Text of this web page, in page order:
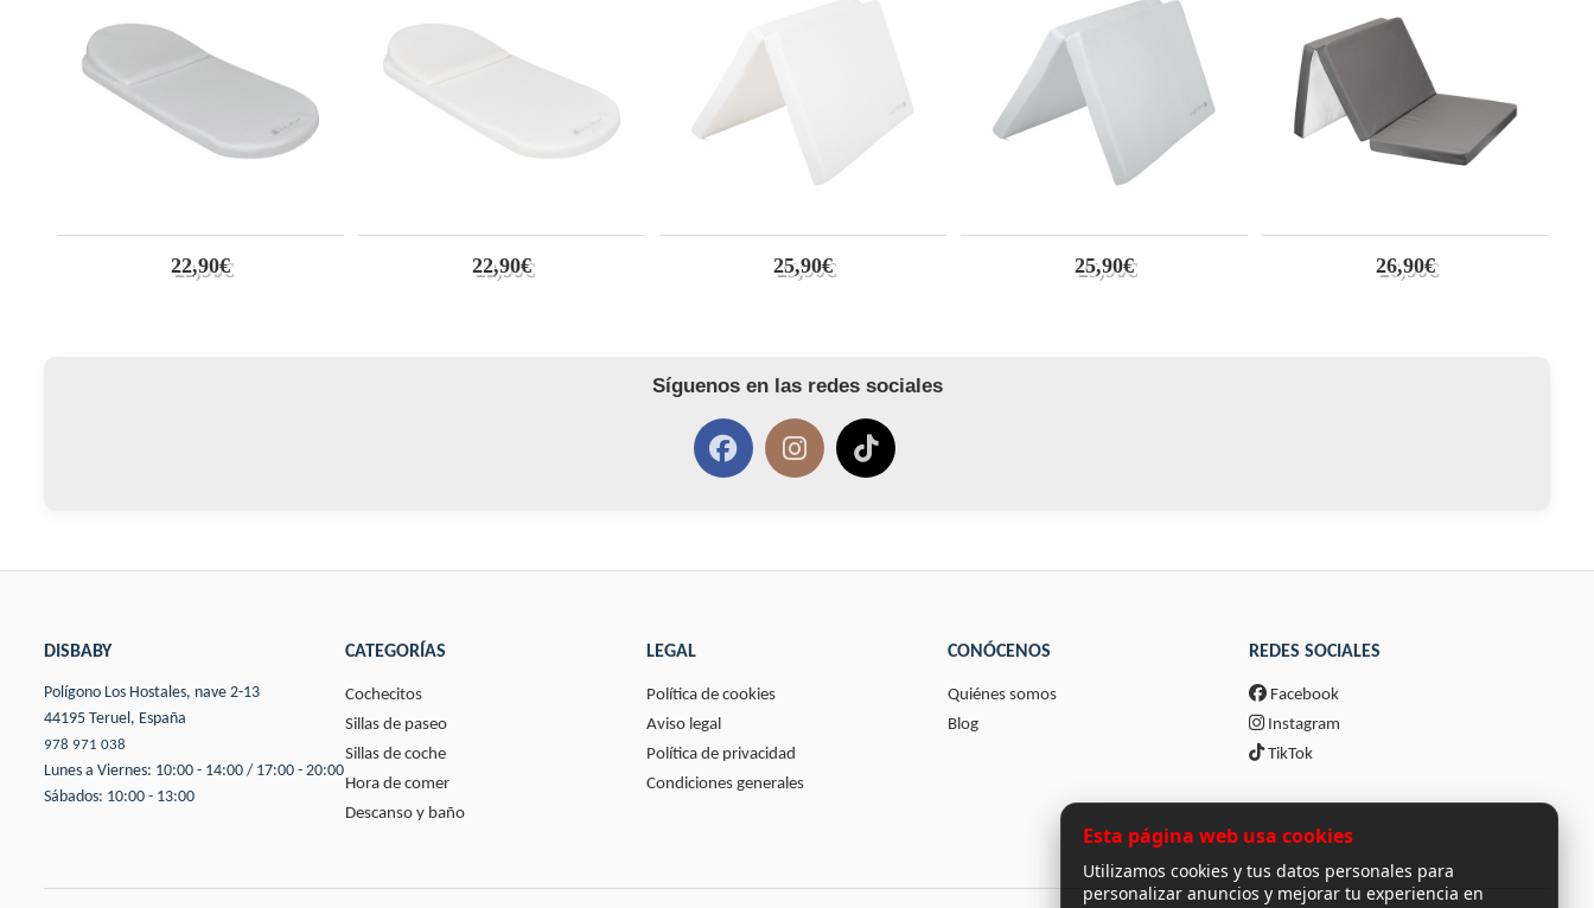
22,90€ 22,90€ 25,90€ 25,90€ 26,90€
Síguenos en las redes sociales
DISBABY
Polígono Los Hostales, nave 2-13
44195 Teruel, España
978 971 038
Lunes a Viernes: 10:00 - 14:00 / 17:00 - 20:00
Sábados: 10:00 - 13:00
CATEGORÍAS
Cochecitos
Sillas de paseo
Sillas de coche
Hora de comer
Descanso y baño
LEGAL
Política de cookies
Aviso legal
Política de privacidad
Condiciones generales
CONÓCENOS
Quiénes somos
Blog
REDES SOCIALES
Facebook
Instagram
TikTok
Esta página web usa cookies
Utilizamos cookies y tus datos personales para
personalizar anuncios y mejorar tu experiencia en